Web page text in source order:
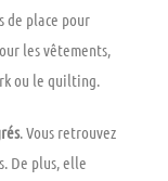
de place pour
les vêtements,
ou le quilting.
. Vous retrouvez
De plus, elle